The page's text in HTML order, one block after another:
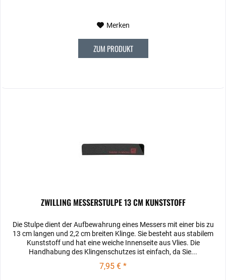
Merken
ZUM PRODUKT
ZWILLING MESSERSTULPE 13 CM KUNSTSTOFF
Die Stulpe dient der Aufbewahrung eines Messers mit einer bis zu
13 cm langen und 2,2 cm breiten Klinge. Sie besteht aus stabilem
Kunststoff und hat eine weiche Innenseite aus Vlies. Die
Handhabung des Klingenschutzes ist einfach, da Sie...
7,95 € *